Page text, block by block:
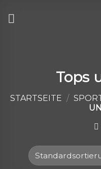
Tops
STARTSEITE /